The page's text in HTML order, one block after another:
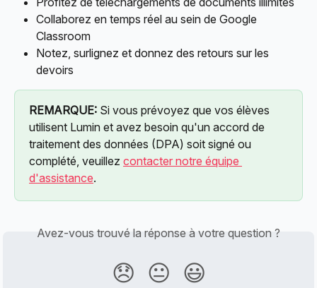
Collaborez en temps réel au sein de Google
Classroom
Notez, surlignez et donnez des retours sur les
devoirs
REMARQUE: Si vous prévoyez que vos élèves
utilisent Lumin et avez besoin qu'un accord de
traitement des données (DPA) soit signé ou
complété, veuillez contacter notre équipe
d'assistance.
Avez-vous trouvé la réponse à votre question ?
😞 😐 😃